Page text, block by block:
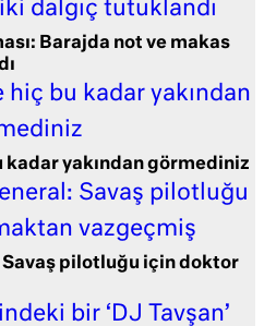
Barajda not ve makas
kadar yakından görmediniz
Savaş pilotluğu için doktor